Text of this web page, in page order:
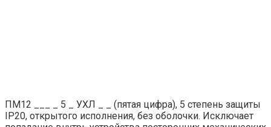
ПМ12 ___ _ 5 _ УХЛ _ _ (пятая цифра), 5 степень защиты
IР20, открытого исполнения, без оболочки. Исключает